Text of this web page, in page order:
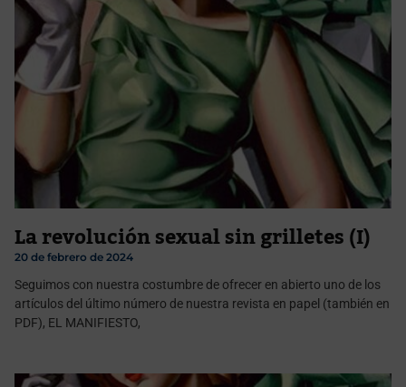
La revolución sexual sin grilletes (I)
20 de febrero de 2024
Seguimos con nuestra costumbre de ofrecer en abierto uno de los
artículos del último número de nuestra revista en papel (también en
PDF), EL MANIFIESTO,